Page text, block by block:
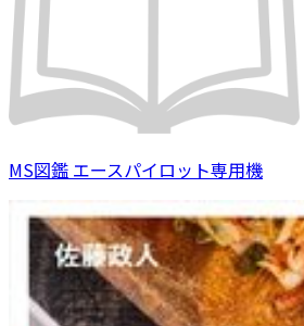
MS図鑑 エースパイロット専用機